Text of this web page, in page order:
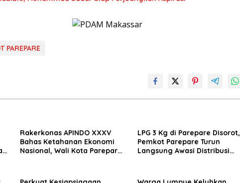
PAREPARE
Rakerkonas APINDO XXXV
Bahas Ketahanan Ekonomi
Nasional, Wali Kota Parepare
LPG 3 Kg di Parepare Disorot,
Pemkot Parepare Turun
Langsung Awasi Distribusi